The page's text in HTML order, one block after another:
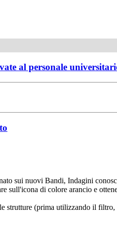
al personale
sui nuovi Bandi, Indagini
sull'icona di colore arancio e
strutture (prima utilizzando il